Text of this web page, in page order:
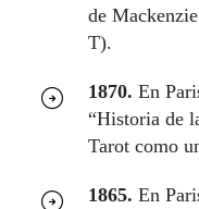
de
T).
1870. En
“Historia de
Tarot como
1865. En